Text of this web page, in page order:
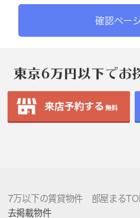
確認ペー
7万以下の賃貸物件 部屋まる
去掲載物件